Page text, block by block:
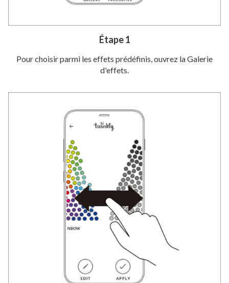
Étape 1
Pour choisir parmi les effets prédéfinis, ouvrez la Galerie
d'effets.